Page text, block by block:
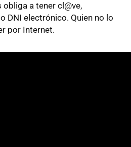
obliga a tener cl@ve,
DNI electrónico. Quien no lo
por Internet.